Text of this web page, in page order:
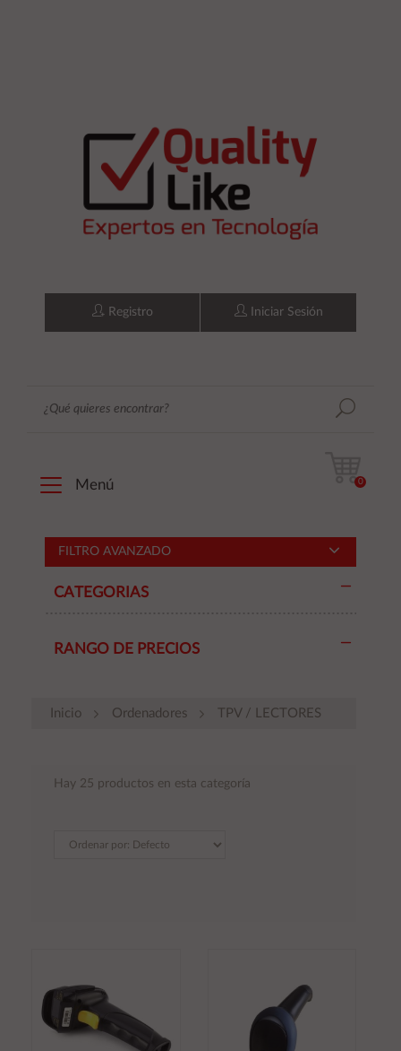
Registro Iniciar Sesión
Menú 0
FILTRO AVANZADO
CATEGORIAS
RANGO DE PRECIOS
Inicio Ordenadores TPV / LECTORES
Hay 25 productos en esta categoría